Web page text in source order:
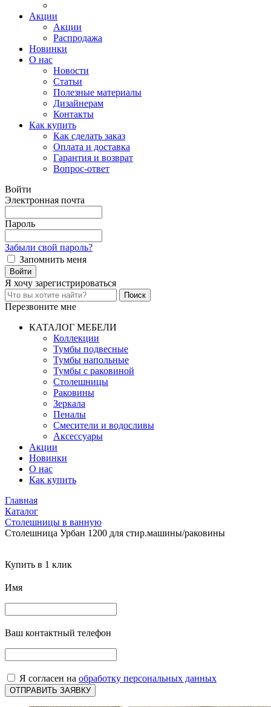
Акции
Акции
Распродажа
Новинки
О нас
Новости
Статьи
Полезные материалы
Дизайнерам
Контакты
Как купить
Как сделать заказ
Оплата и доставка
Гарантия и возврат
Вопрос-ответ
Войти
Электронная почта
Пароль
Забыли свой пароль?
Запомнить меня
Я хочу зарегистрироваться
Перезвоните мне
КАТАЛОГ МЕБЕЛИ
Коллекции
Тумбы подвесные
Тумбы напольные
Тумбы с раковиной
Столешницы
Раковины
Зеркала
Пеналы
Смесители и водосливы
Аксессуары
Акции
Новинки
О нас
Как купить
Главная
Каталог
Столешницы в ванную
Столешница Урбан 1200 для стир.машины/раковины
Купить в 1 клик
Имя
Ваш контактный телефон
Я согласен на обработку персональных данных